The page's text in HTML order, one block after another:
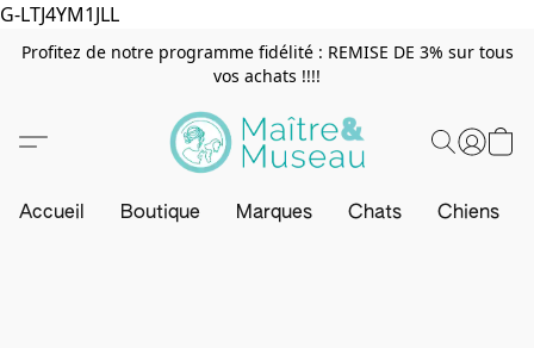
G-LTJ4YM1JLL
Profitez de notre programme fidélité : REMISE DE 3% sur tous
vos achats !!!!
Accueil Boutique Marques Chats Chiens